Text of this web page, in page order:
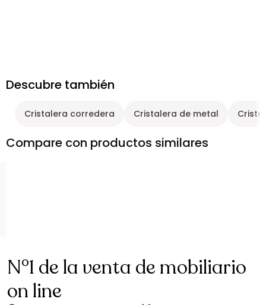
Descubre también
Cristalera corredera Cristalera de metal
Compare con productos similares
N°1 de la venta de mobiliario
on line